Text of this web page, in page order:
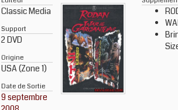
Classic Media
Support
2 DVD
Origine
USA (Zone 1)
Date de Sortie
9 septembre